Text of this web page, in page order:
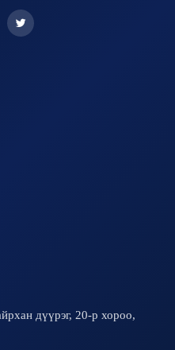
дүүрэг, 20-р хороо,